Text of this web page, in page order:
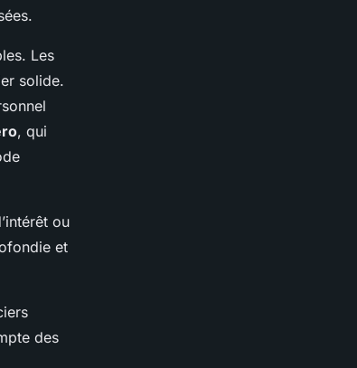
Les
solide.
, qui
ou
et
des